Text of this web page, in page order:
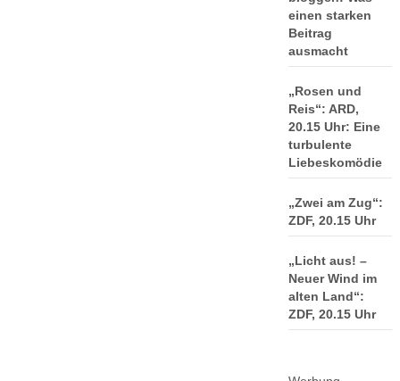
einen starken
Beitrag
ausmacht
„Rosen und
Reis“: ARD,
20.15 Uhr: Eine
turbulente
Liebeskomödie
„Zwei am Zug“:
ZDF, 20.15 Uhr
„Licht aus! –
Neuer Wind im
alten Land“:
ZDF, 20.15 Uhr